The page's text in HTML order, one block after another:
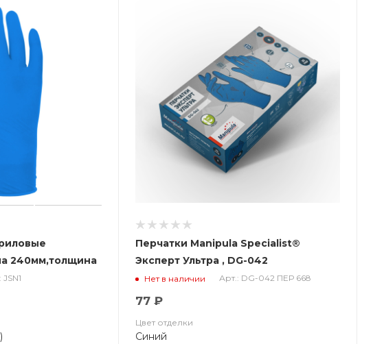
240мм,толщина
Перчатки Manipula Specialist®
Эксперт Ультра , DG-042
Нет в наличии Арт.: DG-042 ПЕР 668
77 ₽
Цвет отделки
Синий